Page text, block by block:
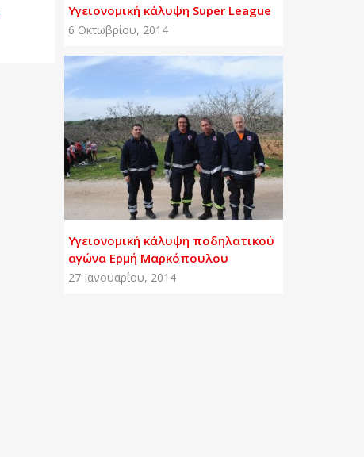
Υγειονομική κάλυψη Super League
6 Οκτωβρίου, 2014
Υγειονομική κάλυψη ποδηλατικού
αγώνα Ερμή Μαρκόπουλου
27 Ιανουαρίου, 2014